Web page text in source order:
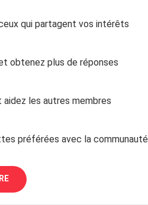
qui partagent vos intérêts
obtenez plus de réponses
les autres membres
préférées avec la communauté